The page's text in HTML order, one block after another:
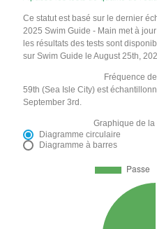
Ce statut est basé sur le dernier
2025 Swim Guide - Main met à
les résultats des tests sont
sur Swim Guide le August 25th,
Fréquence
59th (Sea Isle City) est
September 3rd.
Graphique de
Diagramme circulaire
Diagramme à barres